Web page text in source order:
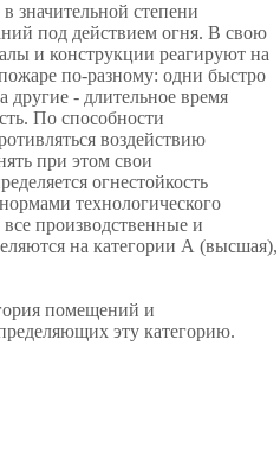
степени
под действием огня. В свою
и конструкции реагируют на
по-разному: одни быстро
другие - длительное время
По способности
воздействию
при этом свои
огнестойкость
технологического
производственные и
на категории А (высшая),
помещений и
эту категорию.